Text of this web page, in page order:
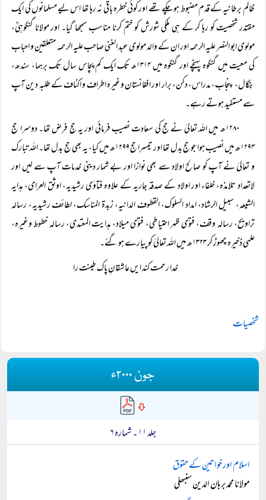
ظالم برطانیہ کے قدم مضبوط ہو چکے تھے اور کوئی خطرہ باقی نہ رہا تھا اس لیے مسلمانوں کی ایک
مقتدر شخصیت کو رہا کر کے ہی ملکی شورش کو ختم کرنا مناسب سمجھا گیا۔ اور مولانا گنگوہیؒ،
مولوی ابو النصر علیہ الرحمہ اور ان کے والد مولوی عبد الغنی صاحب علیہ الرحمہ متعلقین و احباب
کی معیت میں گنگوہ پہنچے اور گنگوہ میں ۱۳۱۴ھ تک ایک کم پچاس سال تک برہما، سندھ،
بنگال، پنجاب، مدراس، دکن، برار اور افغانستان وغیرہ اطراف و اکناف کے طلبہ دین آپ
سے مستفید ہوتے رہے۔
۱۲۸۰ھ میں اللہ تعالیٰ نے حج کی سعادت نصیب فرمائی اور یہ حجِ فرض تھا۔ دوسرا حج
۱۲۹۴ھ میں نصیب ہوا جو حجِ بدل تھا اور تیسرا حج ۱۲۹۹ھ میں کیا، یہ بھی حجِ بدل تھا۔ اللہ تبارک
و تعالیٰ نے آپ کو صالح اولاد سے بھی نوازا اور بے شمار دینی خدمات آپ سے لیں اور
لاتعداد تلامذہ، خلفاء اور اولاد کے صدقہ جاریہ کے علاوہ فتاوٰی رشیدیہ، اوثق العرای، ہدایہ
الشیعہ، سبیل الرشاد، امداد السلوک، القطوف الدانیہ، زبدۃ المناسک، لطائف رشیدیہ، رسالہ
تراویح، رسالہ وقف، فتوٰی ظہر احتیاطی، فتوٰی میلاد، ہدایت المعتدی، رسالہ خطوط وغیرہ،
علمی ذخیرہ چھوڑ کر ۱۳۲۳ھ میں اللہ تعالیٰ کو پیارے ہو گئے۔
خدا رحمت کند ایں عاشقانِ پاک طینت را
شخصیات
جون ۲۰۰۰ء
جلد ۱۱ ۔ شمارہ ۶
اسلام اور خواتین کے حقوق
مولانا محمد برہان الدین سنبھلی